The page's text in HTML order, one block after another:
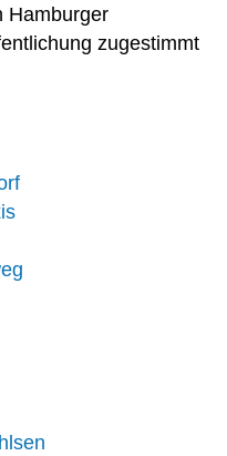
Hamburger
zugestimmt